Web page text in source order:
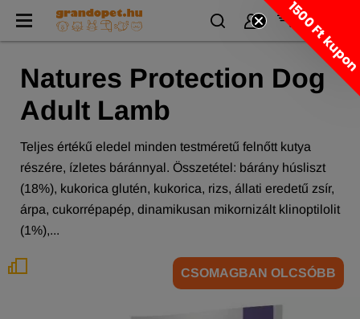
CSOMAGBAN OLCSÓBB
Natures Protection Dog
Adult Lamb
Teljes értékű eledel minden testméretű felnőtt kutya
részére, ízletes báránnyal. Összetétel: bárány húsliszt
(18%), kukorica glutén, kukorica, rizs, állati eredetű zsír,
árpa, cukorrépapép, dinamikusan mikornizált klinoptilolit
(1%),...
1500 Ft